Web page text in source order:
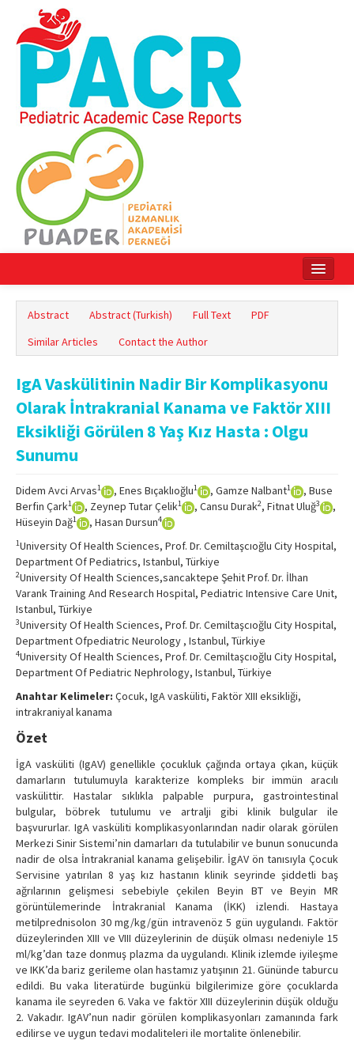
Online First
Archive
Search Articles
Contact Us
Abstract Abstract (Turkish) Full Text
PDF
Similar Articles
Contact the Author
IgA Vaskülitinin Nadir Bir Komplikasyonu
Olarak İntrakranial Kanama ve Faktör XIII
Eksikliği Görülen 8 Yaş Kız Hasta : Olgu
Sunumu
Didem Avci Arvas1 , Enes Bıçaklıoğlu1 , Gamze Nalbant1
, Buse
Berfin Çark1 , Zeynep Tutar Çelik1 , Cansu Durak2, Fitnat Uluğ3
,
Hüseyin Dağ1 , Hasan Dursun4
1University Of Health Sciences, Prof. Dr. Cemiltaşcıoğlu City Hospital,
Department Of Pediatrics, Istanbul, Türkiye
2University Of Health Sciences,sancaktepe Şehit Prof. Dr. İlhan
Varank Training And Research Hospital, Pediatric Intensive Care Unit,
Istanbul, Türkiye
3University Of Health Sciences, Prof. Dr. Cemiltaşcıoğlu City Hospital,
Department Ofpediatric Neurology , Istanbul, Türkiye
4University Of Health Sciences, Prof. Dr. Cemiltaşcıoğlu City Hospital,
Department Of Pediatric Nephrology, Istanbul, Türkiye
Anahtar Kelimeler: Çocuk, IgA vasküliti, Faktör XIII eksikliği,
intrakraniyal kanama
Özet
İgA vasküliti (IgAV) genellikle çocukluk çağında ortaya çıkan, küçük
damarların tutulumuyla karakterize kompleks bir immün aracılı
vaskülittir. Hastalar sıklıkla palpable purpura, gastrointestinal
bulgular, böbrek tutulumu ve artralji gibi klinik bulgular ile
başvururlar. IgA vasküliti komplikasyonlarından nadir olarak görülen
Merkezi Sinir Sistemi’nin damarları da tutulabilir ve bunun sonucunda
nadir de olsa İntrakranial kanama gelişebilir. İgAV ön tanısıyla Çocuk
Servisine yatırılan 8 yaş kız hastanın klinik seyrinde şiddetli baş
ağrılarının gelişmesi sebebiyle çekilen Beyin BT ve Beyin MR
görüntülemerinde İntrakranial Kanama (İKK) izlendi. Hastaya
metilprednisolon 30 mg/kg/gün intravenöz 5 gün uygulandı. Faktör
düzeylerinden XIII ve VIII düzeylerinin de düşük olması nedeniyle 15
ml/kg’dan taze donmuş plazma da uygulandı. Klinik izlemde iyileşme
ve IKK’da bariz gerileme olan hastamız yatışının 21. Gününde taburcu
edildi. Bu vaka literatürde bugünkü bilgilerimize göre çocuklarda
kanama ile seyreden 6. Vaka ve faktör XIII düzeylerinin düşük olduğu
2. Vakadır. IgAV’nun nadir görülen komplikasyonları zamanında fark
edilirse ve uygun tedavi modaliteleri ile mortalite önlenebilir.